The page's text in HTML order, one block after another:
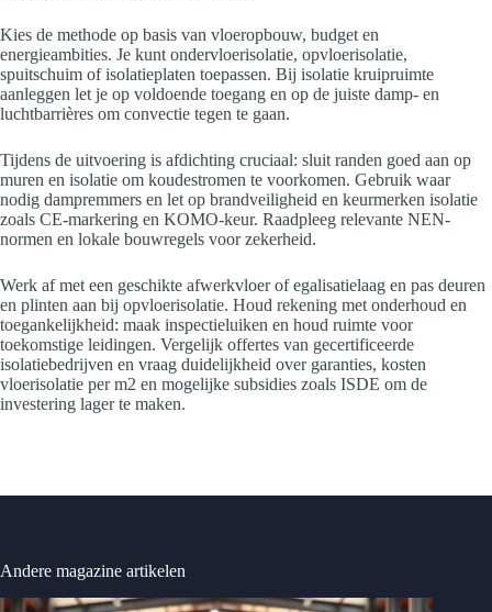
Kies de methode op basis van vloeropbouw, budget en
energieambities. Je kunt ondervloerisolatie, opvloerisolatie,
spuitschuim of isolatieplaten toepassen. Bij isolatie kruipruimte
aanleggen let je op voldoende toegang en op de juiste damp- en
luchtbarrières om convectie tegen te gaan.
Tijdens de uitvoering is afdichting cruciaal: sluit randen goed aan op
muren en isolatie om koudestromen te voorkomen. Gebruik waar
nodig dampremmers en let op brandveiligheid en keurmerken isolatie
zoals CE-markering en KOMO-keur. Raadpleeg relevante NEN-
normen en lokale bouwregels voor zekerheid.
Werk af met een geschikte afwerkvloer of egalisatielaag en pas deuren
en plinten aan bij opvloerisolatie. Houd rekening met onderhoud en
toegankelijkheid: maak inspectieluiken en houd ruimte voor
toekomstige leidingen. Vergelijk offertes van gecertificeerde
isolatiebedrijven en vraag duidelijkheid over garanties, kosten
vloerisolatie per m2 en mogelijke subsidies zoals ISDE om de
investering lager te maken.
Andere magazine artikelen